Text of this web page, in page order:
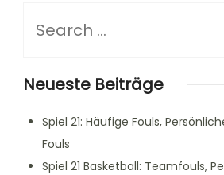
for
Neueste Beiträge
Spiel 21: Häufige Fouls,
Fouls
Spiel 21 Basketball: Teamfouls,